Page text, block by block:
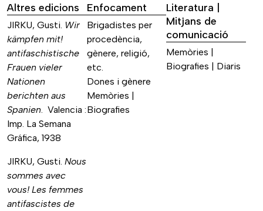
Altres edicions
JIRKU, Gusti. Wir
kämpfen mit!
antifaschistische
Frauen vieler
Nationen
berichten aus
Spanien . Valencia :
Imp. La Semana
Gráfica, 1938
JIRKU, Gusti. Nous
sommes avec
vous! Les femmes
antifascistes de
Enfocament
Brigadistes per
procedència,
gènere, religió,
etc.
Dones i gènere
Memòries |
Biografies
Literatura |
Mitjans de
comunicació
Memòries |
Biografies | Diaris